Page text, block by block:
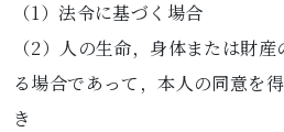
（1）法令に基づく場合
（2）人の生命，身体または財
る場合であって，本人の同意を
き